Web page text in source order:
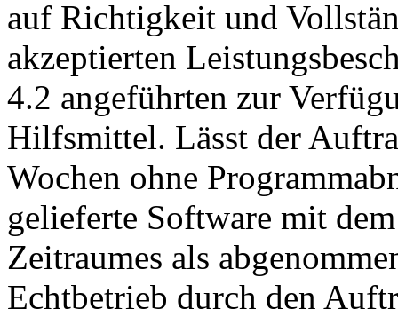
auf Richtigkeit und
akzeptierten
4.2 angeführten zur
Hilfsmittel. Lässt der
Wochen ohne
gelieferte Software mit
Zeitraumes als
Echtbetrieb durch den